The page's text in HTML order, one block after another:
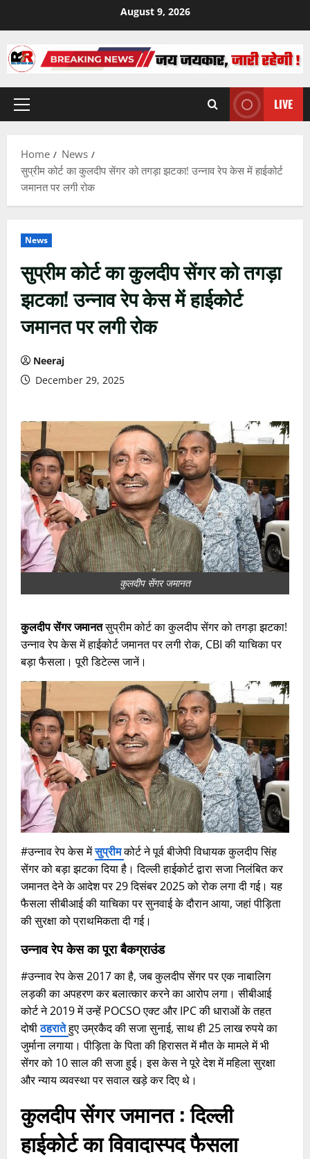
content
August 9, 2026
Primary
LIVE
Home
News
सुप्रीम कोर्ट का कुलदीप सेंगर को तगड़ा झटका! उन्नाव रेप केस में हाईकोर्ट
जमानत पर लगी रोक
News
सुप्रीम कोर्ट का कुलदीप सेंगर को तगड़ा
झटका! उन्नाव रेप केस में हाईकोर्ट
जमानत पर लगी रोक
Neeraj
December 29, 2025
कुलदीप सेंगर जमानत
कुलदीप सेंगर जमानतसुप्रीम कोर्ट का कुलदीप सेंगर को तगड़ा झटका!
उन्नाव रेप केस में हाईकोर्ट जमानत पर लगी रोक, CBI की याचिका पर
बड़ा फैसला। पूरी डिटेल्स जानें।
#उन्नाव रेप केस मेंसुप्रीमकोर्ट ने पूर्व बीजेपी विधायक कुलदीप सिंह
सेंगर को बड़ा झटका दिया है। दिल्ली हाईकोर्ट द्वारा सजा निलंबित कर
जमानत देने के आदेश पर 29 दिसंबर 2025 को रोक लगा दी गई। यह
फैसला सीबीआई की याचिका पर सुनवाई के दौरान आया, जहां पीड़िता
की सुरक्षा को प्राथमिकता दी गई।​
उन्नाव रेप केस का पूरा बैकग्राउंड
#उन्नाव रेप केस 2017 का है, जब कुलदीप सेंगर पर एक नाबालिग
लड़की का अपहरण कर बलात्कार करने का आरोप लगा। सीबीआई
कोर्ट ने 2019 में उन्हें POCSO एक्ट और IPC की धाराओं के तहत
दोषीठहरातेहुए उम्रकैद की सजा सुनाई, साथ ही 25 लाख रुपये का
जुर्माना लगाया। पीड़िता के पिता की हिरासत में मौत के मामले में भी
सेंगर को 10 साल की सजा हुई। इस केस ने पूरे देश में महिला सुरक्षा
और न्याय व्यवस्था पर सवाल खड़े कर दिए थे।​
कुलदीप सेंगर जमानत : दिल्ली
हाईकोर्ट का विवादास्पद फैसला